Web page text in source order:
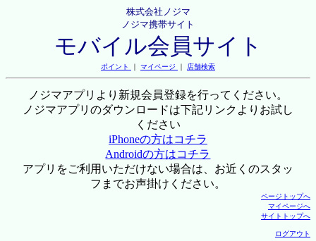
株式会社ノジマ
ノジマ携帯サイト
モバイル会員サイト
ポイント ｜ マイページ ｜ 店舗検索
ノジマアプリより新規会員登録を行ってください。
ノジマアプリのダウンロードは下記リンクよりお試し
ください
iPhoneの方はコチラ
Androidの方はコチラ
アプリをご利用いただけない場合は、お近くのスタッ
フまでお声掛けください。
ページトップへ
マイページへ
サイトトップへ
ログアウト